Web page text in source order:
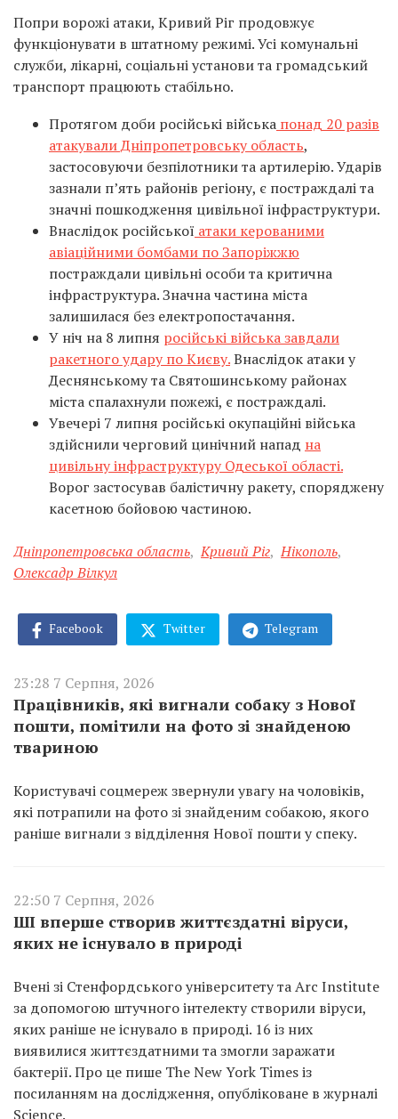
Попри ворожі атаки, Кривий Ріг продовжує
функціонувати в штатному режимі. Усі комунальні
служби, лікарні, соціальні установи та громадський
транспорт працюють стабільно.
Протягом доби російські війська понад 20 разів
атакували Дніпропетровську область,
застосовуючи безпілотники та артилерію. Ударів
зазнали п’ять районів регіону, є постраждалі та
значні пошкодження цивільної інфраструктури.
Внаслідок російської атаки керованими
авіаційними бомбами по Запоріжжю
постраждали цивільні особи та критична
інфраструктура. Значна частина міста
залишилася без електропостачання.
У ніч на 8 липня російські війська завдали
ракетного удару по Києву.Внаслідок атаки у
Деснянському та Святошинському районах
міста спалахнули пожежі, є постраждалі.
Увечері 7 липня російські окупаційні війська
здійснили черговий цинічний напад на
цивільну інфраструктуру Одеської області.
Ворог застосував балістичну ракету, споряджену
касетною бойовою частиною.
Дніпропетровська область, Кривий Ріг, Нікополь,
Олексадр Вілкул
Facebook Twitter Telegram
23:28 7 Серпня, 2026
Працівників, які вигнали собаку з Нової
пошти, помітили на фото зі знайденою
твариною
Користувачі соцмереж звернули увагу на чоловіків,
які потрапили на фото зі знайденим собакою, якого
раніше вигнали з відділення Нової пошти у спеку.
22:50 7 Серпня, 2026
ШІ вперше створив життєздатні віруси,
яких не існувало в природі
Вчені зі Стенфордського університету та Arc Institute
за допомогою штучного інтелекту створили віруси,
яких раніше не існувало в природі. 16 із них
виявилися життєздатними та змогли заражати
бактерії. Про це пише The New York Times із
посиланням на дослідження, опубліковане в журналі
Science.